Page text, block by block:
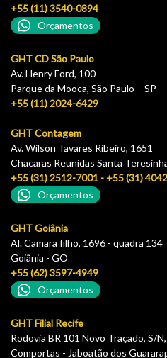
+55 (11) 3540-0894
Orçamentos
GHT CD São Paulo
Av. Henry Ford, 100
Parque da Mooca, São Paulo – SP
+55 (11) 2024-6429
GHT Contagem
Av. Wilson Tavares Ribeiro, 1651
Chacaras Reunidas Santa
+55 (31) 2512-7001 - +55 (31)
Orçamentos
GHT Goiânia
Al. Camara filho, 1696 - quadra 134
Goiãnia - GO
+55 (62) 3597-4949
Orçamentos
GHT Filial Recife
Rodovia BR 101 Novo Traçado, S/
Comportas - Jaboatão dos